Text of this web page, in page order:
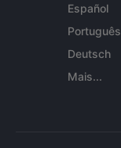
Español
Português
Deutsch
Mais...